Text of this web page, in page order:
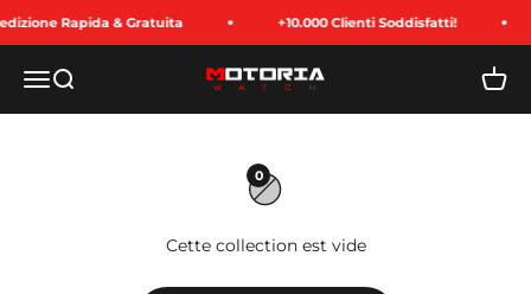
Passer au contenu
Rapida & Gratuita +10.000 Clienti Soddisfatti!
MenuRecherche Motoria Watch
0
Cette collection est vide